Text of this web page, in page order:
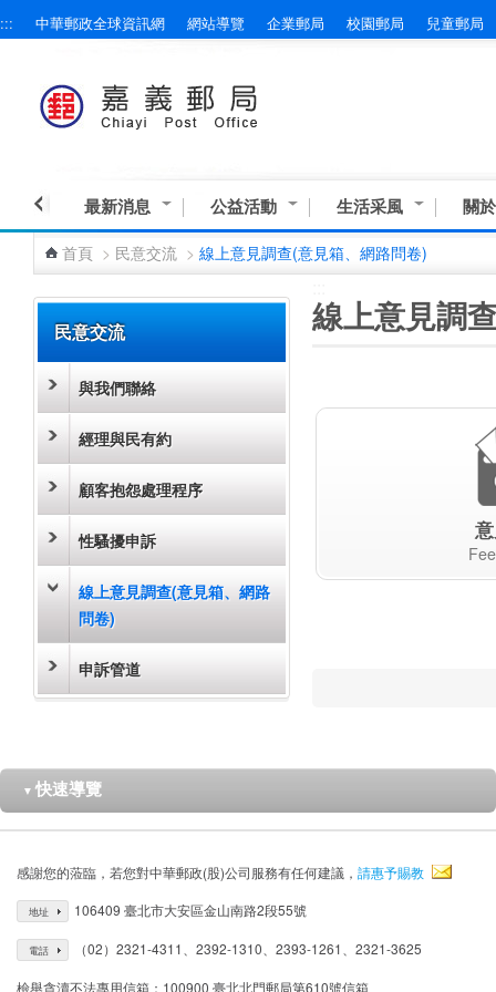
跳到主要內容區塊
::: 中華郵政全球資訊網 網站導覽 企業郵局 校園郵局 兒童郵局
最新消息 公益活動 生活采風 關
首頁 > 民意交流 > 線上意見調查(意見箱、網路問卷)
民意交流
與我們聯絡
經理與民有約
顧客抱怨處理程序
性騷擾申訴
線上意見調查(意見箱、網路
問卷)
申訴管道
線上意見調
▼ 快速導覽
感謝您的蒞臨，若您對中華郵政(股)公司服務有任何建議， 請惠予賜教
地址 106409 臺北市大安區金山南路2段55號
電話 （02）2321-4311、2392-1310、2393-1261、2321-3625
檢舉貪瀆不法專用信箱：100900 臺北北門郵局第610號信箱